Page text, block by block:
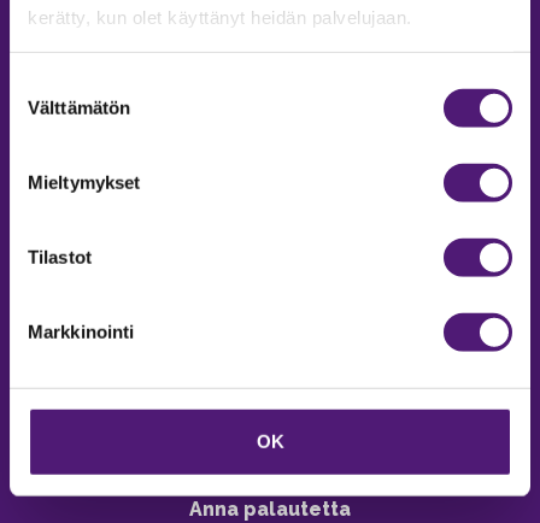
kerätty, kun olet käyttänyt heidän palvelujaan.
valinta
Välttämätön
Mieltymykset
Tilastot
Markkinointi
OK
Tiedustelut & Varaukset
Vastuullisuus
Ympäristöohjelma
Avoimet työpaikat
Anna palautetta